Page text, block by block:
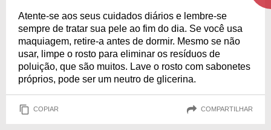
Atente-se aos seus cuidados diários e lembre-se
sempre de tratar sua pele ao fim do dia. Se você usa
maquiagem, retire-a antes de dormir. Mesmo se não
usar, limpe o rosto para eliminar os resíduos de
poluição, que são muitos. Lave o rosto com sabonetes
próprios, pode ser um neutro de glicerina.
COPIAR COMPARTILHAR